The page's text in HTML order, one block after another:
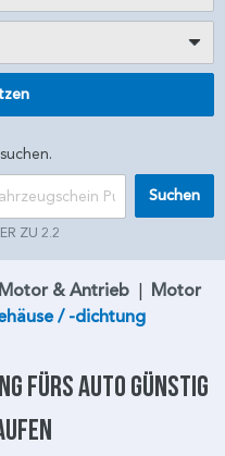
ZU 2.2
Suchen
Motor & Antrieb | Motor
/ -dichtung
fürs Auto günstig